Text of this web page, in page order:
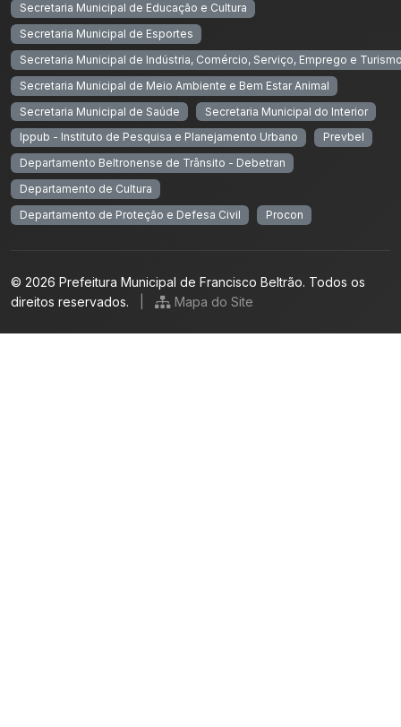
Secretaria Municipal de Educação e Cultura
Secretaria Municipal de Esportes
Secretaria Municipal de Indústria, Comércio, Serviço, Emprego e
Secretaria Municipal de Meio Ambiente e Bem Estar Animal
Secretaria Municipal de Saúde
Secretaria Municipal do Interior
Ippub - Instituto de Pesquisa e Planejamento Urbano
Prevbel
Departamento Beltronense de Trânsito - Debetran
Departamento de Cultura
Departamento de Proteção e Defesa Civil
Procon
© 2026 Prefeitura Municipal de Francisco Beltrão. Todos os
direitos reservados.
Mapa do Site